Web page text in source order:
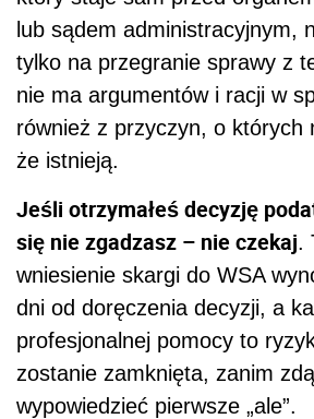
lub sądem administracyjnym,
tylko na przegranie sprawy z
nie ma argumentów i racji w
również z przyczyn, o których
że istnieją.
Jeśli otrzymałeś decyzję
się nie zgadzasz – nie czekaj.
wniesienie skargi do WSA
dni od doręczenia decyzji, a
profesjonalnej pomocy to
zostanie zamknięta, zanim
wypowiedzieć pierwsze „ale”.